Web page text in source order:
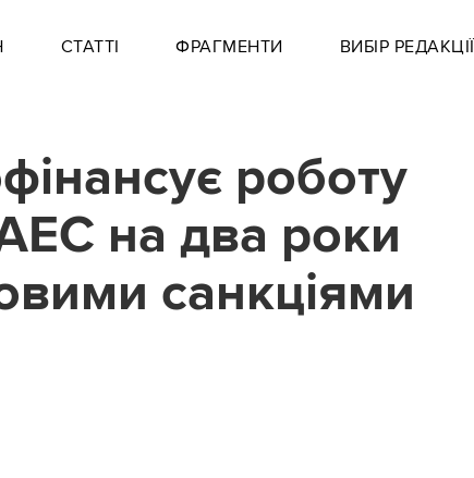
СТАТТІ ФРАГМЕНТИ ВИБІР РЕДАКЦІЇ
роботу
на два роки
санкціями